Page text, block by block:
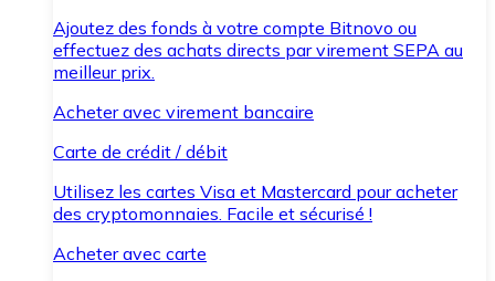
Ajoutez des fonds à votre compte Bitnovo ou
effectuez des achats directs par virement SEPA au
meilleur prix.
Acheter avec virement bancaire
Carte de crédit / débit
Utilisez les cartes Visa et Mastercard pour acheter
des cryptomonnaies. Facile et sécurisé !
Acheter avec carte